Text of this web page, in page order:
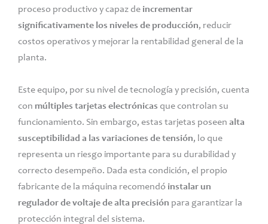
proceso productivo y capaz de incrementar
significativamente los niveles de producción, reducir
costos operativos y mejorar la rentabilidad general de la
planta.
Este equipo, por su nivel de tecnología y precisión, cuenta
con múltiples tarjetas electrónicas que controlan su
funcionamiento. Sin embargo, estas tarjetas poseen alta
susceptibilidad a las variaciones de tensión, lo que
representa un riesgo importante para su durabilidad y
correcto desempeño. Dada esta condición, el propio
fabricante de la máquina recomendó instalar un
regulador de voltaje de alta precisión para garantizar la
protección integral del sistema.